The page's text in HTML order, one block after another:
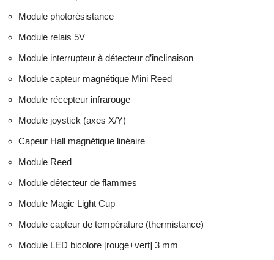
Module photorésistance
Module relais 5V
Module interrupteur à détecteur d’inclinaison
Module capteur magnétique Mini Reed
Module récepteur infrarouge
Module joystick (axes X/Y)
Capeur Hall magnétique linéaire
Module Reed
Module détecteur de flammes
Module Magic Light Cup
Module capteur de température (thermistance)
Module LED bicolore [rouge+vert] 3 mm